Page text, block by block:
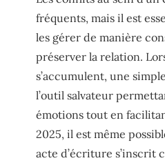
fréquents, mais il est
les gérer de manière
préserver la relation.
s’accumulent, une
l’outil salvateur
émotions tout en
2025, il est même
acte d’écriture s’inscrit